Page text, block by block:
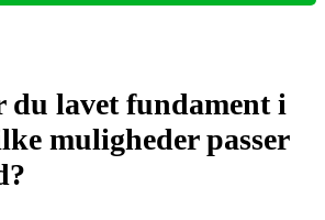
du lavet fundament i
muligheder passer